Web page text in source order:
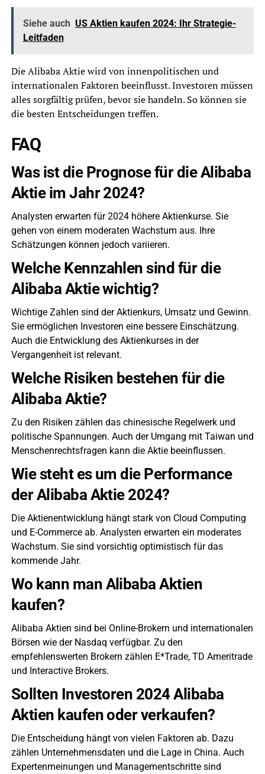
Siehe auch US Aktien kaufen 2024: Ihr Strategie-
Leitfaden
Die Alibaba Aktie wird von innenpolitischen und
internationalen Faktoren beeinflusst. Investoren müssen
alles sorgfältig prüfen, bevor sie handeln. So können sie
die besten Entscheidungen treffen.
FAQ
Was ist die Prognose für die Alibaba
Aktie im Jahr 2024?
Analysten erwarten für 2024 höhere Aktienkurse. Sie
gehen von einem moderaten Wachstum aus. Ihre
Schätzungen können jedoch variieren.
Welche Kennzahlen sind für die
Alibaba Aktie wichtig?
Wichtige Zahlen sind der Aktienkurs, Umsatz und Gewinn.
Sie ermöglichen Investoren eine bessere Einschätzung.
Auch die Entwicklung des Aktienkurses in der
Vergangenheit ist relevant.
Welche Risiken bestehen für die
Alibaba Aktie?
Zu den Risiken zählen das chinesische Regelwerk und
politische Spannungen. Auch der Umgang mit Taiwan und
Menschenrechtsfragen kann die Aktie beeinflussen.
Wie steht es um die Performance
der Alibaba Aktie 2024?
Die Aktienentwicklung hängt stark von Cloud Computing
und E-Commerce ab. Analysten erwarten ein moderates
Wachstum. Sie sind vorsichtig optimistisch für das
kommende Jahr.
Wo kann man Alibaba Aktien
kaufen?
Alibaba Aktien sind bei Online-Brokern und internationalen
Börsen wie der Nasdaq verfügbar. Zu den
empfehlenswerten Brokern zählen E*Trade, TD Ameritrade
und Interactive Brokers.
Sollten Investoren 2024 Alibaba
Aktien kaufen oder verkaufen?
Die Entscheidung hängt von vielen Faktoren ab. Dazu
zählen Unternehmensdaten und die Lage in China. Auch
Expertenmeinungen und Managementschritte sind